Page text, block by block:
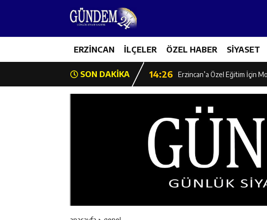
ERZİNCAN İLÇELER ÖZEL HABER SİYASET
SON DAKİKA
14:26 Geleceğin Üreticileri Tarım
14:26 Erzincan’a Özel Eğitim İçin
14:25 İl Müdürü Ünalan’dan
14:24 İlk Durak Medine Müdafii
Erzincan Aile ve Sosyal